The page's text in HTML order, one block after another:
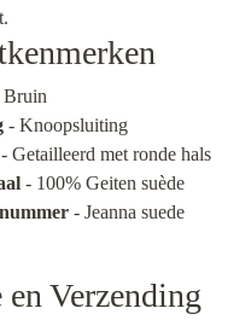
Bruin
- Knoopsluiting
- Getailleerd met ronde hals
- 100% Geiten suède
- Jeanna suede
en Verzending